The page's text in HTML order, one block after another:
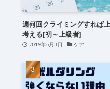
週何回クライミングすれば
考える[初～上級者]
2019年6月3日 ケア